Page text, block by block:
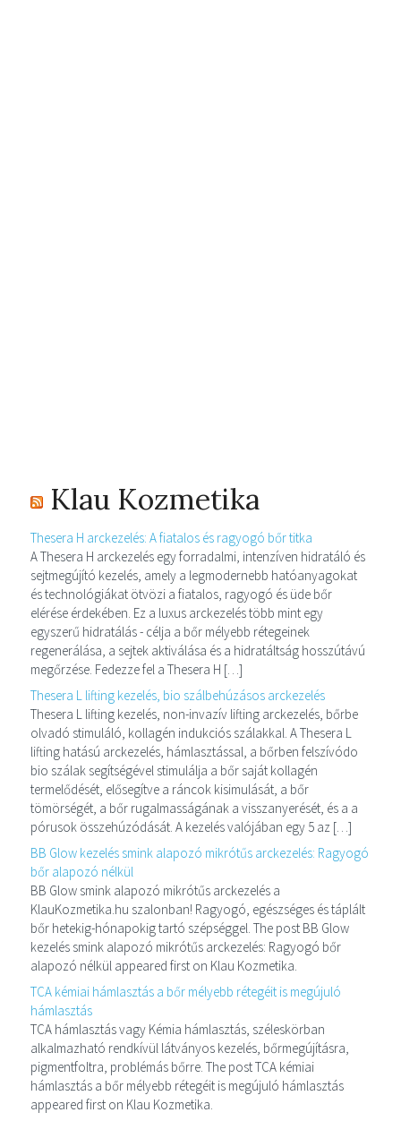
Klau Kozmetika
Thesera H arckezelés: A fiatalos és ragyogó bőr titka
A Thesera H arckezelés egy forradalmi, intenzíven hidratáló és
sejtmegújító kezelés, amely a legmodernebb hatóanyagokat
és technológiákat ötvözi a fiatalos, ragyogó és üde bőr
elérése érdekében. Ez a luxus arckezelés több mint egy
egyszerű hidratálás - célja a bőr mélyebb rétegeinek
regenerálása, a sejtek aktiválása és a hidratáltság hosszútávú
megőrzése. Fedezze fel a Thesera H […]
Thesera L lifting kezelés, bio szálbehúzásos arckezelés
Thesera L lifting kezelés, non-invazív lifting arckezelés, bőrbe
olvadó stimuláló, kollagén indukciós szálakkal. A Thesera L
lifting hatású arckezelés, hámlasztással, a bőrben felszívódo
bio szálak segítségével stimulálja a bőr saját kollagén
termelődését, elősegítve a ráncok kisimulását, a bőr
tömörségét, a bőr rugalmasságának a visszanyerését, és a a
pórusok összehúzódását. A kezelés valójában egy 5 az […]
BB Glow kezelés smink alapozó mikrótűs arckezelés: Ragyogó
bőr alapozó nélkül
BB Glow smink alapozó mikrótűs arckezelés a
KlauKozmetika.hu szalonban! Ragyogó, egészséges és táplált
bőr hetekig-hónapokig tartó szépséggel. The post BB Glow
kezelés smink alapozó mikrótűs arckezelés: Ragyogó bőr
alapozó nélkül appeared first on Klau Kozmetika.
TCA kémiai hámlasztás a bőr mélyebb rétegéit is megújuló
hámlasztás
TCA hámlasztás vagy Kémia hámlasztás, széleskörban
alkalmazható rendkívül látványos kezelés, bőrmegújításra,
pigmentfoltra, problémás bőrre. The post TCA kémiai
hámlasztás a bőr mélyebb rétegéit is megújuló hámlasztás
appeared first on Klau Kozmetika.